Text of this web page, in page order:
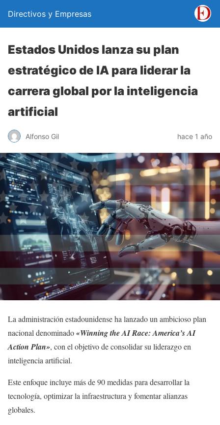
Directivos y Empresas
Estados Unidos lanza su plan
estratégico de IA para liderar la
carrera global por la inteligencia
artificial
Alfonso Gil hace 1 año
La administración estadounidense ha lanzado un ambicioso plan
nacional denominado«Winning the AI Race: America’s AI
Action Plan», con el objetivo de consolidar su liderazgo en
inteligencia artificial.
Este enfoque incluye más de 90 medidas para desarrollar la
tecnología, optimizar la infraestructura y fomentar alianzas
globales.